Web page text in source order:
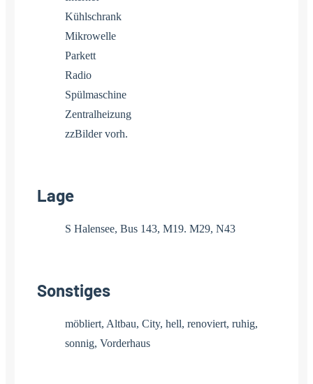
Kühlschrank
Mikrowelle
Parkett
Radio
Spülmaschine
Zentralheizung
zzBilder vorh.
Lage
S Halensee, Bus 143, M19. M29, N43
Sonstiges
möbliert, Altbau, City, hell, renoviert, ruhig,
sonnig, Vorderhaus